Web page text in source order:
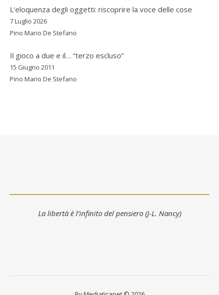
L'eloquenza degli oggetti: riscoprire la voce delle cose
7 Luglio 2026
Pino Mario De Stefano
Il gioco a due e il… “terzo escluso”
15 Giugno 2011
Pino Mario De Stefano
La libertà è l’infinito del pensiero (J-L. Nancy)